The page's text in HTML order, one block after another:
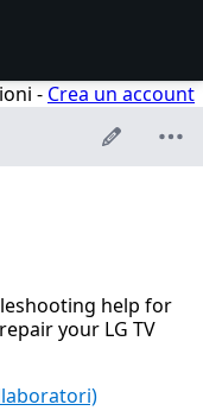
- Crea un account
help for
your LG TV